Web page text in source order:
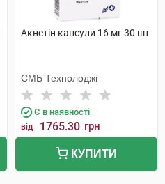
Акнетін капсули 16 мг 30 шт
СМБ Технолоджі
Є в наявності
від 1765.30 грн
КУПИТИ